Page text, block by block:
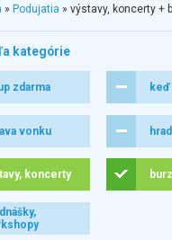
» Podujatia » výstavy, koncerty +
kategórie
zdarma
vonku
koncerty